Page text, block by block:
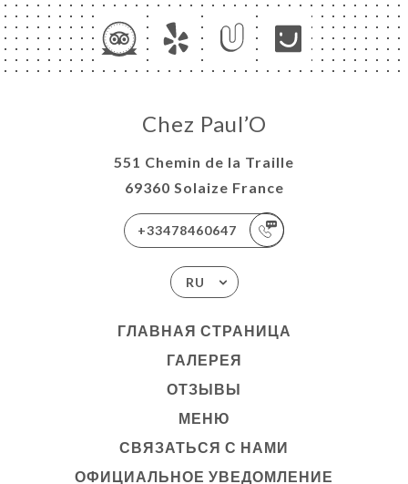
Chez Paul’O
551 Chemin de la Traille
69360 Solaize France
+33478460647
RU
ГЛАВНАЯ СТРАНИЦА
ГАЛЕРЕЯ
ОТЗЫВЫ
МЕНЮ
СВЯЗАТЬСЯ С НАМИ
ОФИЦИАЛЬНОЕ УВЕДОМЛЕНИЕ